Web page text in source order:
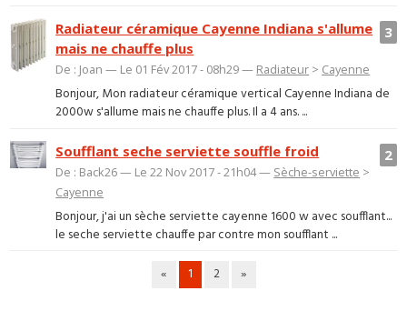
3
Radiateur céramique Cayenne Indiana s'allume
mais ne chauffe plus
De : Joan — Le 01 Fév 2017 - 08h29 — Radiateur > Cayenne
Bonjour, Mon radiateur céramique vertical Cayenne Indiana de
2000w s'allume mais ne chauffe plus. Il a 4 ans. ...
2
Soufflant seche serviette souffle froid
De : Back26 — Le 22 Nov 2017 - 21h04 — Sèche-serviette >
Cayenne
Bonjour, j'ai un sèche serviette cayenne 1600 w avec soufflant...
le seche serviette chauffe par contre mon soufflant ...
« 1 2 »